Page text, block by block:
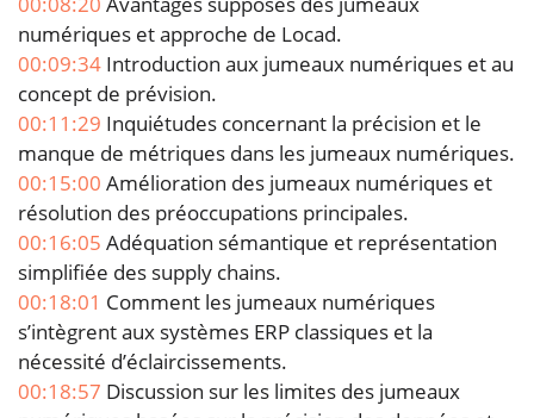
numériques et approche de Locad.
00:09:34 Introduction aux jumeaux numériques et au
concept de prévision.
00:11:29 Inquiétudes concernant la précision et le
manque de métriques dans les jumeaux numériques.
00:15:00 Amélioration des jumeaux numériques et
résolution des préoccupations principales.
00:16:05 Adéquation sémantique et représentation
simplifiée des supply chains.
00:18:01 Comment les jumeaux numériques
s’intègrent aux systèmes ERP classiques et la
nécessité d’éclaircissements.
00:18:57 Discussion sur les limites des jumeaux